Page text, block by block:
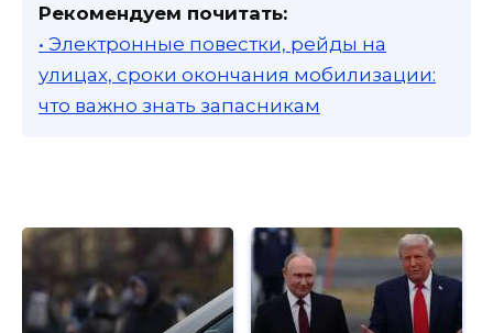
Рекомендуем почитать:
• Электронные повестки, рейды на
улицах, сроки окончания мобилизации:
что важно знать запасникам